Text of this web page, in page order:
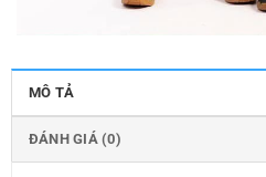
MÔ TẢ
ĐÁNH GIÁ (0)